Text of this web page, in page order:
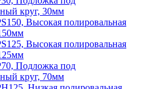
круг, 30мм
Высокая полировальная
Высокая полировальная
Подложка под
круг, 70мм